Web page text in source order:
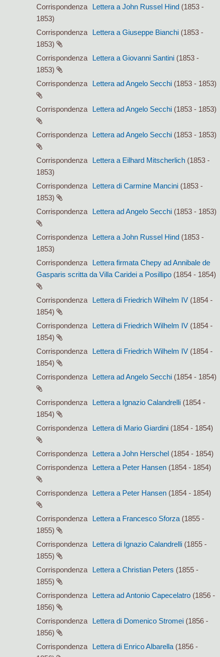
Corrispondenza Lettera a John Russel Hind (1853 -
1853)
Corrispondenza
Lettera a Giuseppe Bianchi (1853 -
1853)
Corrispondenza
Lettera a Giovanni Santini (1853 -
1853)
Corrispondenza
Lettera ad Angelo Secchi (1853 - 1853)
Corrispondenza Lettera ad Angelo Secchi (1853 - 1853)
Corrispondenza Lettera ad Angelo Secchi (1853 - 1853)
Corrispondenza Lettera a Eilhard Mitscherlich (1853 -
1853)
Corrispondenza
Lettera di Carmine Mancini (1853 -
1853)
Corrispondenza
Lettera ad Angelo Secchi (1853 - 1853)
Corrispondenza Lettera a John Russel Hind (1853 -
1853)
Corrispondenza
Lettera firmata Chepy ad Annibale de
Gasparis scritta da Villa Caridei a Posillipo (1854 - 1854)
Corrispondenza Lettera di Friedrich Wilhelm IV (1854 -
1854)
Corrispondenza
Lettera di Friedrich Wilhelm IV (1854 -
1854)
Corrispondenza
Lettera di Friedrich Wilhelm IV (1854 -
1854)
Corrispondenza
Lettera ad Angelo Secchi (1854 - 1854)
Corrispondenza Lettera a Ignazio Calandrelli (1854 -
1854)
Corrispondenza
Lettera di Mario Giardini (1854 - 1854)
Corrispondenza Lettera a John Herschel (1854 - 1854)
Corrispondenza
Lettera a Peter Hansen (1854 - 1854)
Corrispondenza Lettera a Peter Hansen (1854 - 1854)
Corrispondenza Lettera a Francesco Sforza (1855 -
1855)
Corrispondenza
Lettera di Ignazio Calandrelli (1855 -
1855)
Corrispondenza
Lettera a Christian Peters (1855 -
1855)
Corrispondenza
Lettera ad Antonio Capecelatro (1856 -
1856)
Corrispondenza
Lettera di Domenico Stromei (1856 -
1856)
Corrispondenza
Lettera di Enrico Albarella (1856 -